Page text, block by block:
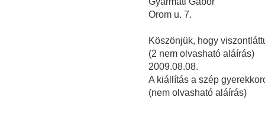
Orom u. 7.
Köszönjük, hogy
(2 nem olvasható aláírás)
2009.08.08.
A kiállítás a szép
(nem olvasható aláírás)